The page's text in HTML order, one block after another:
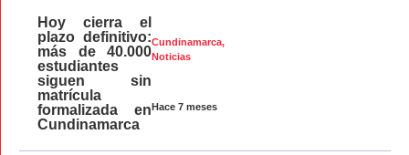
Cundinamarca,
Noticias
Hace 7 meses
Hoy cierra el
plazo definitivo:
más de 40.000
estudiantes
siguen sin
matrícula
formalizada en
Cundinamarca